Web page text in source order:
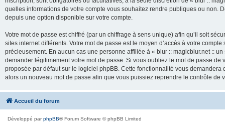
quelles informations de votre compte vous souhaitez rendre publiques ou non.
depuis une option disponible sur votre compte.
Votre mot de passe est chiffré (par un chiffrage à sens unique) afin qu’il soit
sites internet différents. Votre mot de passe est le moyen d’accès à votre
précieusement. En aucun cas une personne affiliée à « blur :: magicblur.net ::
demander légitimement votre mot de passe. Si vous oubliez le mot de passe
proposée par défaut sur le logiciel phpBB. Cette fonctionnalité vous
alors un nouveau mot de passe afin que vous puissiez reprendre le contrôle de
Accueil du forum
Développé parphpBB® Forum Software © phpBB Limited